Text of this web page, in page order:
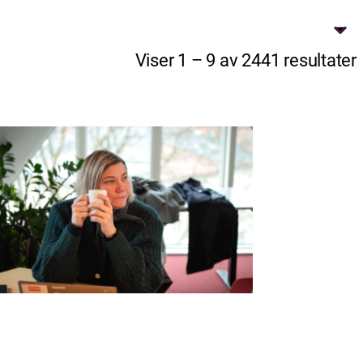
Viser 1 – 9 av 2441 resultater